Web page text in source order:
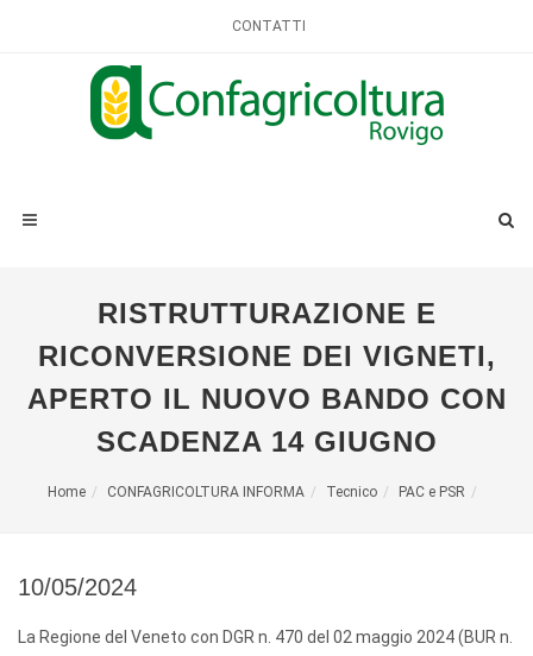
CONTATTI
RISTRUTTURAZIONE E
RICONVERSIONE DEI VIGNETI,
APERTO IL NUOVO BANDO CON
SCADENZA 14 GIUGNO
Home CONFAGRICOLTURA INFORMA Tecnico PAC e PSR
10/05/2024
La Regione del Veneto con DGR n. 470 del 02 maggio 2024 (BUR n.